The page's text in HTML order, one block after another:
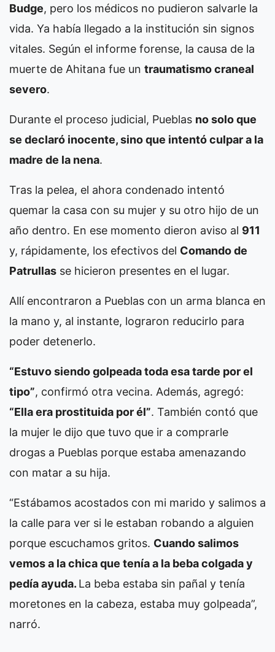
Budge, pero los médicos no pudieron salvarle la
vida. Ya había llegado a la institución sin signos
vitales. Según el informe forense, la causa de la
muerte de Ahitana fue un traumatismo craneal
severo.
Durante el proceso judicial, Pueblas no solo que
se declaró inocente, sino que intentó culpar a la
madre de la nena.
Tras la pelea, el ahora condenado intentó
quemar la casa con su mujer y su otro hijo de un
año dentro. En ese momento dieron aviso al 911
y, rápidamente, los efectivos del Comando de
Patrullas se hicieron presentes en el lugar.
Allí encontraron a Pueblas con un arma blanca en
la mano y, al instante, lograron reducirlo para
poder detenerlo.
“Estuvo siendo golpeada toda esa tarde por el
tipo”, confirmó otra vecina. Además, agregó:
“Ella era prostituida por él”. También contó que
la mujer le dijo que tuvo que ir a comprarle
drogas a Pueblas porque estaba amenazando
con matar a su hija.
“Estábamos acostados con mi marido y salimos a
la calle para ver si le estaban robando a alguien
porque escuchamos gritos. Cuando salimos
vemos a la chica que tenía a la beba colgada y
pedía ayuda. La beba estaba sin pañal y tenía
moretones en la cabeza, estaba muy golpeada”,
narró.